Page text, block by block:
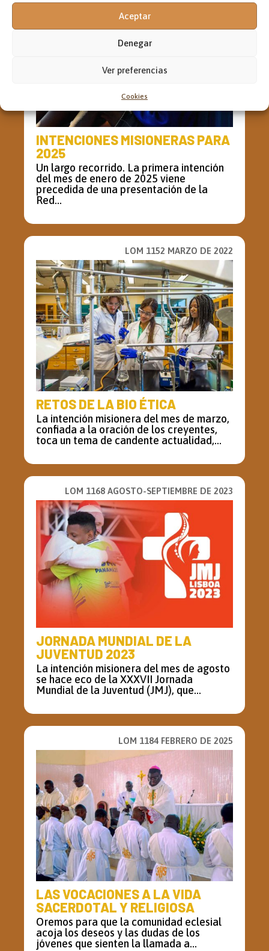
Aceptar
Denegar
Ver preferencias
Cookies
INTENCIONES MISIONERAS PARA
2025
Un largo recorrido. La primera intención
del mes de enero de 2025 viene
precedida de una presentación de la
Red...
LOM 1152 MARZO DE 2022
RETOS DE LA BIO ÉTICA
La intención misionera del mes de marzo,
confiada a la oración de los creyentes,
toca un tema de candente actualidad,...
LOM 1168 AGOSTO-SEPTIEMBRE DE 2023
JORNADA MUNDIAL DE LA
JUVENTUD 2023
La intención misionera del mes de agosto
se hace eco de la XXXVII Jornada
Mundial de la Juventud (JMJ), que...
LOM 1184 FEBRERO DE 2025
LAS VOCACIONES A LA VIDA
SACERDOTAL Y RELIGIOSA
Oremos para que la comunidad eclesial
acoja los deseos y las dudas de los
jóvenes que sienten la llamada a...